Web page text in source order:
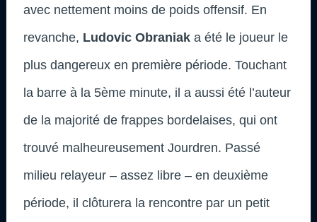
avec nettement moins de poids offensif. En
revanche, Ludovic Obraniak a été le joueur le
plus dangereux en première période. Touchant
la barre à la 5ème minute, il a aussi été l’auteur
de la majorité de frappes bordelaises, qui ont
trouvé malheureusement Jourdren. Passé
milieu relayeur – assez libre – en deuxième
période, il clôturera la rencontre par un petit